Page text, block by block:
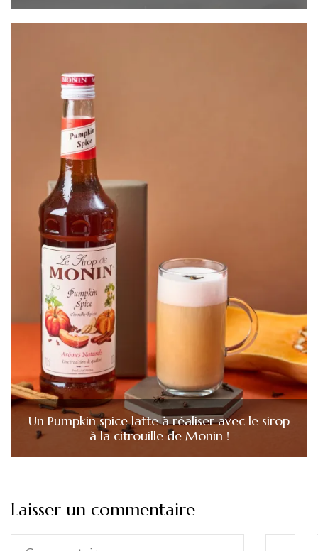
Un Pumpkin spice latte à réaliser avec le sirop
à la citrouille de Monin !
Laisser un commentaire